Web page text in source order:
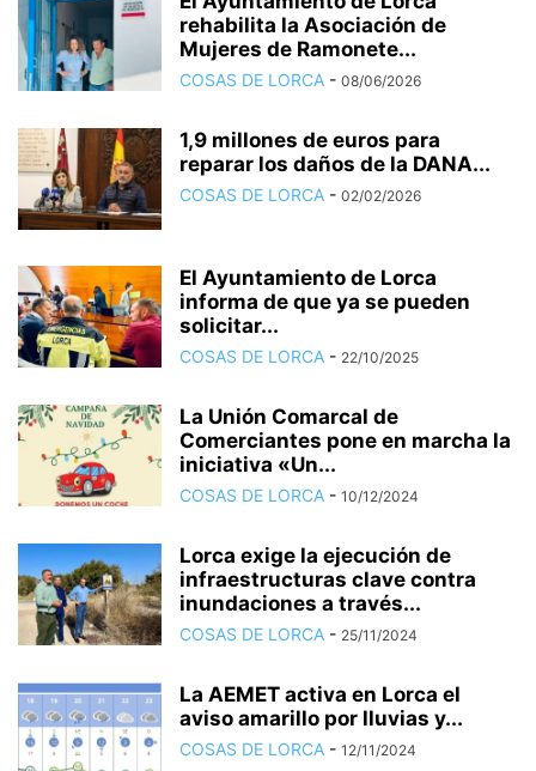
rehabilita la Asociación de
Mujeres de Ramonete...
COSAS DE LORCA - 08/06/2026
1,9 millones de euros para
reparar los daños de la DANA...
COSAS DE LORCA - 02/02/2026
El Ayuntamiento de Lorca
informa de que ya se pueden
solicitar...
COSAS DE LORCA - 22/10/2025
La Unión Comarcal de
Comerciantes pone en marcha la
iniciativa «Un...
COSAS DE LORCA - 10/12/2024
Lorca exige la ejecución de
infraestructuras clave contra
inundaciones a través...
COSAS DE LORCA - 25/11/2024
La AEMET activa en Lorca el
aviso amarillo por lluvias y...
COSAS DE LORCA - 12/11/2024